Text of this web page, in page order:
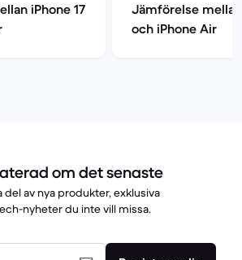
iPhone 17
Jämförelse mellan
och iPhone Air
om det senaste
av nya produkter, exklusiva
nyheter du inte vill missa.